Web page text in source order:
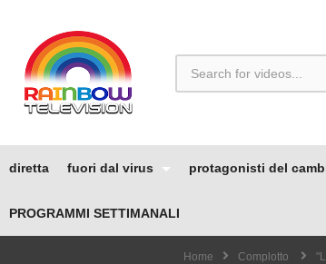
diretta fuori dal virus protagonisti del
PROGRAMMI SETTIMANALI
Home Complotto